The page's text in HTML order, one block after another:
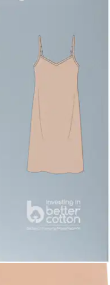
Toimitus
Alk. 0 €